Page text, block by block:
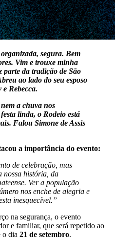
segura. Bem
Vim e trouxe minha
parte da tradição de São
ao lado do seu esposo
Rebecca.
a chuva nos
linda, o Rodeio está
Falou Simone de Assis
a importância do evento:
de celebração, mas
nossa história, da
Ver a população
nos enche de alegria e
inesquecível.”
na segurança, o evento
e familiar, que será repetido ao
o dia 21 de setembro.